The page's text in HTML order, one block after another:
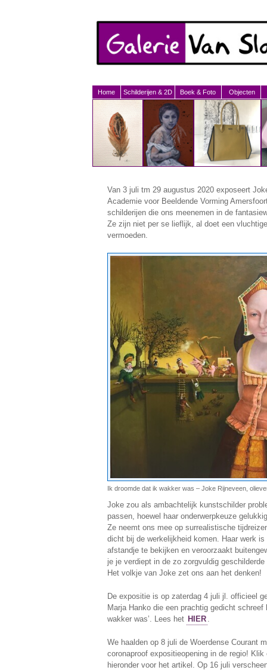
Home Schilderijen & 2D Boek & Foto Objecten
Van 3 juli tm 29 augustus 2020 exposeert
Academie voor Beeldende Vorming
schilderijen die ons meenemen in de
Ze zijn niet per se lieflijk, al doet een
vermoeden.
Ik droomde dat ik wakker was – Joke Rijneveen,
Joke zou als ambachtelijk kunstschilder
passen, hoewel haar onderwerpkeuze
Ze neemt ons mee op surrealistische
dicht bij de werkelijkheid komen. Haar werk
afstandje te bekijken en veroorzaakt
je je verdiept in de zo zorgvuldig
Het volkje van Joke zet ons aan het denken!
De expositie is op zaterdag 4 juli jl. officieel
Marja Hanko die een prachtig gedicht schreef
wakker was’. Lees het HIER
We haalden op 8 juli de Woerdense Courant
coronaproof expositieopening in de regio!
hieronder voor het artikel. Op 16 juli